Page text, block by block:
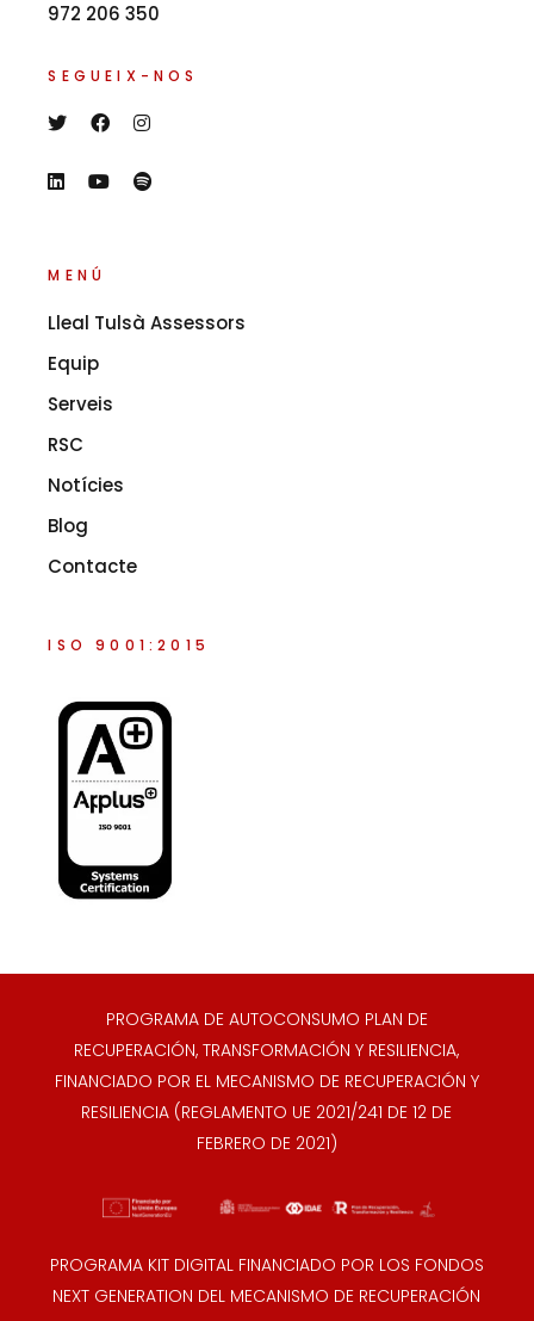
972 206 350
SEGUEIX-NOS
MENÚ
Lleal Tulsà Assessors
Equip
Serveis
RSC
Notícies
Blog
Contacte
ISO 9001:2015
PROGRAMA DE AUTOCONSUMO PLAN DE
RECUPERACIÓN, TRANSFORMACIÓN Y RESILIENCIA,
FINANCIADO POR EL MECANISMO DE RECUPERACIÓN Y
RESILIENCIA (REGLAMENTO UE 2021/241 DE 12 DE
FEBRERO DE 2021)
PROGRAMA KIT DIGITAL FINANCIADO POR LOS FONDOS
NEXT GENERATION DEL MECANISMO DE RECUPERACIÓN